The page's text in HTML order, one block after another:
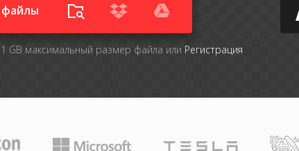
GB максимальный размер файла или Регистрация